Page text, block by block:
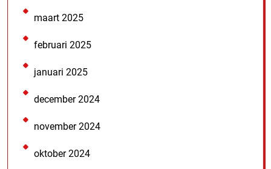
maart 2025
februari 2025
januari 2025
december 2024
november 2024
oktober 2024